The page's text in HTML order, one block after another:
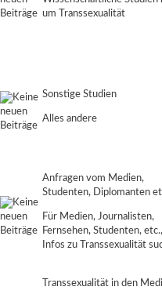
um Transsexualität
Sonstige Studien
Alles andere
Anfragen vom Medien,
Studenten, Diplomanten
Für Medien, Journalisten,
Fernsehen, Studenten,
Infos zu Transsexualität
Transsexualität in den